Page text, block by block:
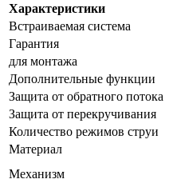
Характеристики
Встраиваемая система
Гарантия
для монтажа
Дополнительные функции
Защита от обратного потока
Защита от перекручивания
Количество режимов струи
Материал
Механизм